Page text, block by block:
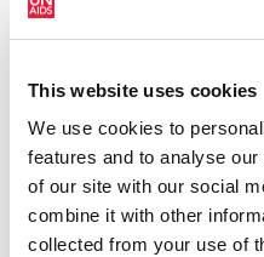
This website uses cookies
We use cookies to
features and to analyse
of our site with our social
combine it with other
collected from your use of
aiguilles et des seringues
injection ; et que 100 %
approprié ou à des
communautés.